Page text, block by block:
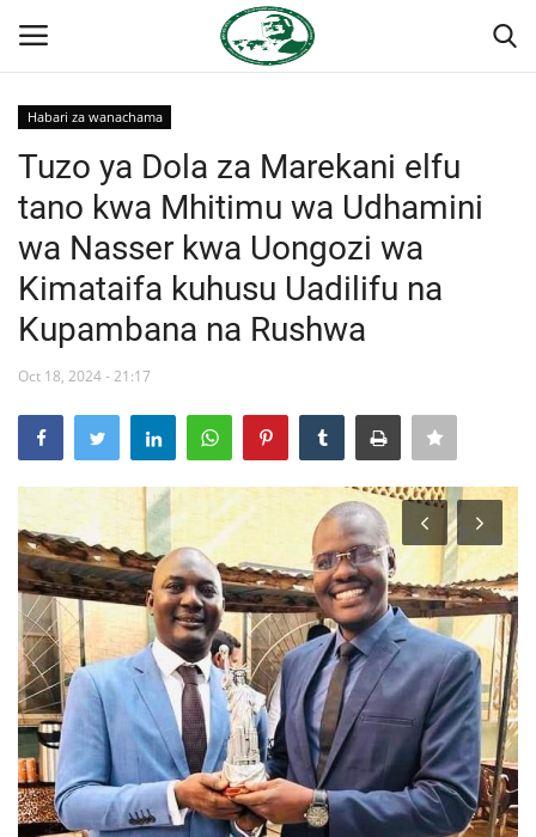
Nyumba
Jukwaa la Nasser la Kimataifa
Wasiliana
Misri
Timu yetu
Urithi wa Nasser
Habari
Harakati ya Nasser kwa Vijana
Udhamini wa Nasser
Kanuni na Masharti ya Udhamini wa
Habari za wanachama
Tuzo ya Dola za Marekani elfu
tano kwa Mhitimu wa Udhamini
wa Nasser kwa Uongozi wa
Kimataifa kuhusu Uadilifu na
Kupambana na Rushwa
Oct 18, 2024 - 21:17